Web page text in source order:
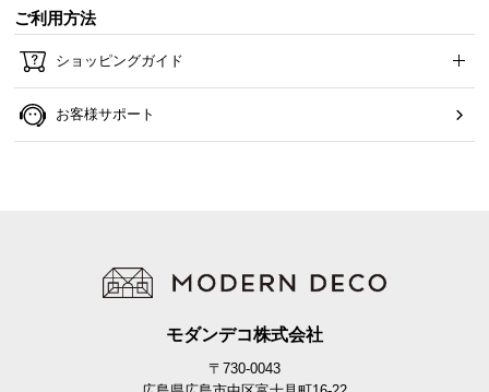
ご利用方法
ショッピングガイド
お客様サポート
モダンデコ株式会社
〒730-0043